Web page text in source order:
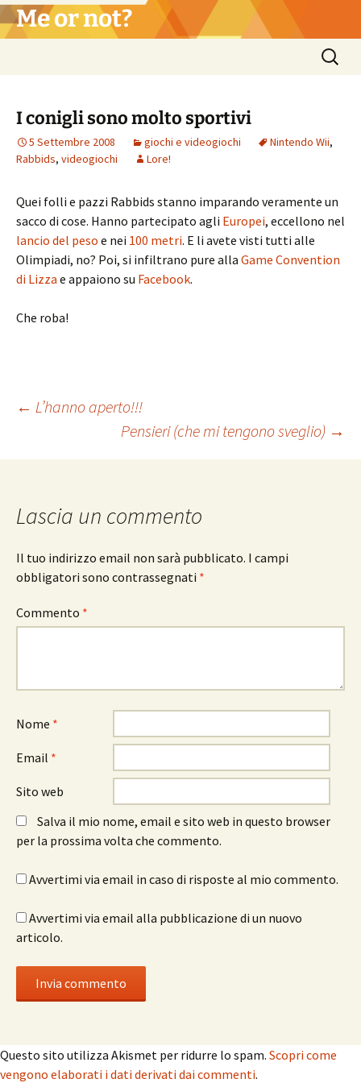
Vai
al Me or not?
Ricerca
per:
I conigli sono molto sportivi
5 Settembre 2008 giochi e videogiochi Nintendo Wii,
Rabbids, videogiochi Lore!
Quei folli e pazzi Rabbids stanno imparando veramente un
sacco di cose. Hanno partecipato agli Europei, eccellono nel
lancio del peso e nei 100 metri. E li avete visti tutti alle
Olimpiadi, no? Poi, si infiltrano pure alla Game Convention
di Lizza e appaiono su Facebook.
Che roba!
Navigazione
articolo
← L’hanno aperto!!!
Pensieri (che mi tengono sveglio) →
Lascia un commento
Il tuo indirizzo email non sarà pubblicato. I campi
obbligatori sono contrassegnati *
Commento *
Nome *
Email *
Sito web
Salva il mio nome, email e sito web in questo browser
per la prossima volta che commento.
Avvertimi via email in caso di risposte al mio commento.
Avvertimi via email alla pubblicazione di un nuovo
articolo.
Questo sito utilizza Akismet per ridurre lo spam. Scopri come
vengono elaborati i dati derivati dai commenti.